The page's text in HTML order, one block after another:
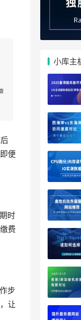
便
时
费
步
让
小库主